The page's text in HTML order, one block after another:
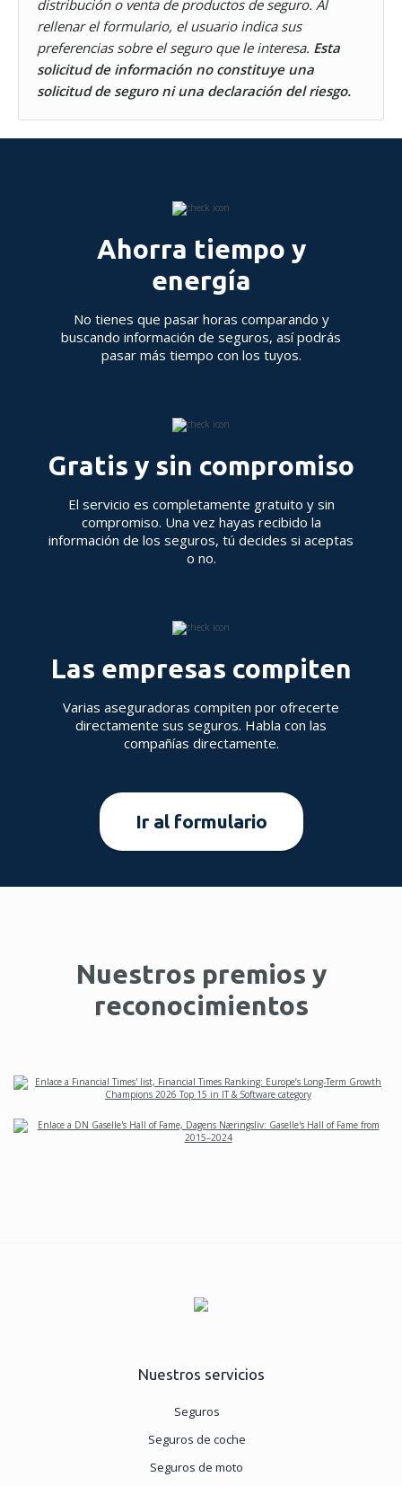
distribución o venta de productos de seguro. Al
rellenar el formulario, el usuario indica sus
preferencias sobre el seguro que le interesa. Esta
solicitud de información no constituye una
solicitud de seguro ni una declaración del riesgo.
Ahorra tiempo y
energía
No tienes que pasar horas comparando y
buscando información de seguros, así podrás
pasar más tiempo con los tuyos.
Gratis y sin compromiso
El servicio es completamente gratuito y sin
compromiso. Una vez hayas recibido la
información de los seguros, tú decides si aceptas
o no.
Las empresas compiten
Varias aseguradoras compiten por ofrecerte
directamente sus seguros. Habla con las
compañías directamente.
Ir al formulario
Nuestros premios y
reconocimientos
Nuestros servicios
Seguros
Seguros de coche
Seguros de moto